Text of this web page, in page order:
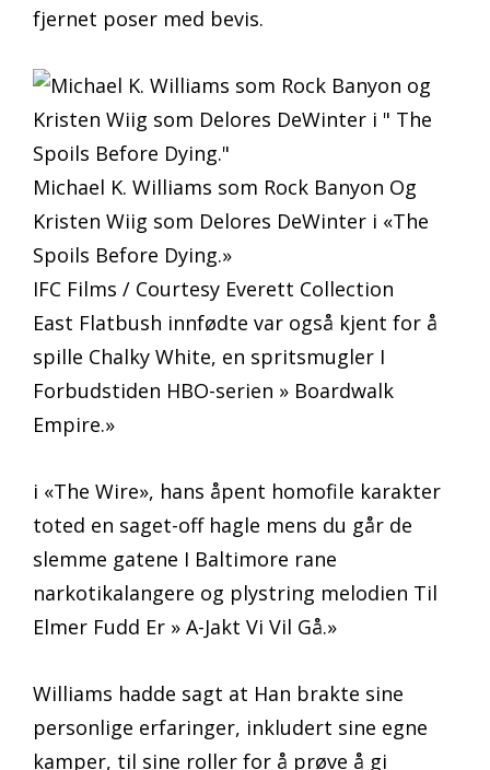
fjernet poser med bevis.
Michael K. Williams som Rock Banyon Og
Kristen Wiig som Delores DeWinter i «The
Spoils Before Dying.»
IFC Films / Courtesy Everett Collection
East Flatbush innfødte var også kjent for å
spille Chalky White, en spritsmugler I
Forbudstiden HBO-serien » Boardwalk
Empire.»
i «The Wire», hans åpent homofile karakter
toted en saget-off hagle mens du går de
slemme gatene I Baltimore rane
narkotikalangere og plystring melodien Til
Elmer Fudd Er » A-Jakt Vi Vil Gå.»
Williams hadde sagt at Han brakte sine
personlige erfaringer, inkludert sine egne
kamper, til sine roller for å prøve å gi